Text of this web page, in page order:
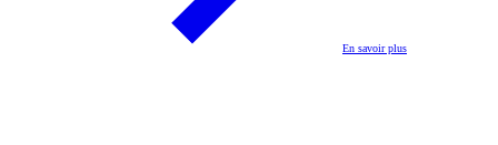
En savoir plus